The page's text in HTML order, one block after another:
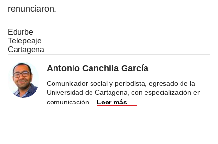
renunciaron.
Edurbe
Telepeaje
Cartagena
Antonio Canchila García
Comunicador social y periodista, egresado de la
Universidad de Cartagena, con especialización en
comunicación
Leer más